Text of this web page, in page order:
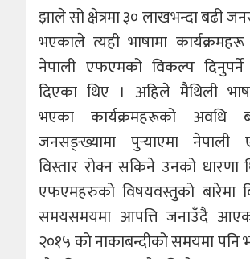
झाले सो क्षेत्रमा ३० लाखभन्दा बढी
भएकाले त्यही भाषामा कार्यक्रमहरू
नेपाली एफएमको विकल्प
दिएका थिए । अहिले मैथिली
भएका कार्यक्रमहरूको अवधि
जनसङ्ख्यामा पुर्‍याएमा नेपाली
विस्तार रोक्न सकिने उनको धारणा
एफएमहरुको विषयवस्तुको बारेमा
समयसमयमा आपत्ति जनाउँदै
२०१५ को नाकाबन्दीको समयमा पनि